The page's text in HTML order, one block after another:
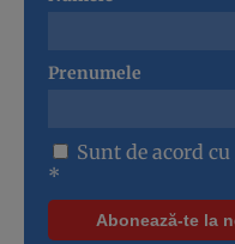
Prenumele
Sunt de acord cu
*